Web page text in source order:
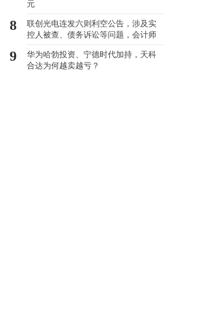
元
8
联创光电连发六则利空公告，涉及实
控人被查、债务诉讼等问题，会计师
事务所曾出具“保留意见”
9
华为哈勃投资、宁德时代加持，天科
合达为何越卖越亏？